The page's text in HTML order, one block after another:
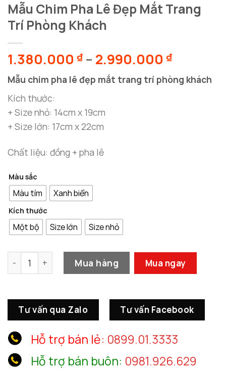
Mẫu Chim Pha Lê Đẹp Mắt Trang
Trí Phòng Khách
1.380.000 ₫ – 2.990.000 ₫Khoảng
giá:
từ
Mẫu chim pha lê đẹp mắt trang trí phòng khách
Kích thước:
+ Size nhỏ: 14cm x 19cm
+ Size lớn: 17cm x 22cm
Chất liệu: đồng + pha lê
Màu sắc
Màu tím Xanh biển
Kích thước
Một bộ Size lớn Size nhỏ
Mẫu Chim Pha Lê Đẹp Mắt Trang Trí Phòng Khách số
Mua hàng Mua ngay
Tư vấn qua Zalo Tư vấn Facebook
Hỗ trợ bán lẻ: 0899.01.3333
Hỗ trợ bán buôn: 0981.926.629